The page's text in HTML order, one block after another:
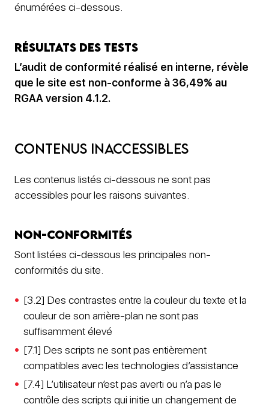
énumérées ci-dessous.
Résultats des tests
L’audit de conformité réalisé en interne, révèle
que le site est non-conforme à 36,49% au
RGAA version 4.1.2.
Contenus inaccessibles
Les contenus listés ci-dessous ne sont pas
accessibles pour les raisons suivantes.
Non-conformités
Sont listées ci-dessous les principales non-
conformités du site.
[3.2] Des contrastes entre la couleur du texte et la
couleur de son arrière-plan ne sont pas
suffisamment élevé
[7.1] Des scripts ne sont pas entièrement
compatibles avec les technologies d’assistance
[7.4] L’utilisateur n’est pas averti ou n’a pas le
contrôle des scripts qui initie un changement de